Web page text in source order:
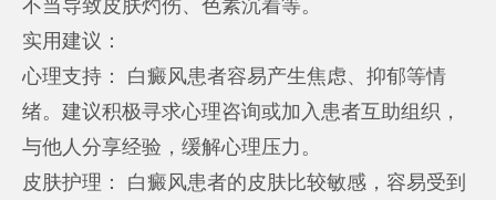
不当导致皮肤灼伤、色素沉着等。
实用建议：
心理支持： 白癜风患者容易产生焦虑、抑郁等情
绪。建议积极寻求心理咨询或加入患者互助组织，
与他人分享经验，缓解心理压力。
皮肤护理： 白癜风患者的皮肤比较敏感，容易受到